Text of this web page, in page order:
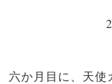
六か月目に、天使